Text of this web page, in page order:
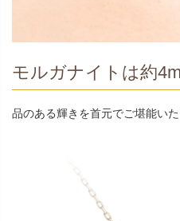
モルガナイトは約
品のある輝きを首元でご堪能いた